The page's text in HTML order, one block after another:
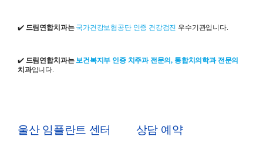
✔️ 드림연합치과는 국가건강보험공단 인증 건강검진 우수기관입니다.
✔️ 드림연합치과는보건복지부 인증 치주과 전문의, 통합치의학과 전문의
치과입니다.
울산 임플란트 센터 상담 예약